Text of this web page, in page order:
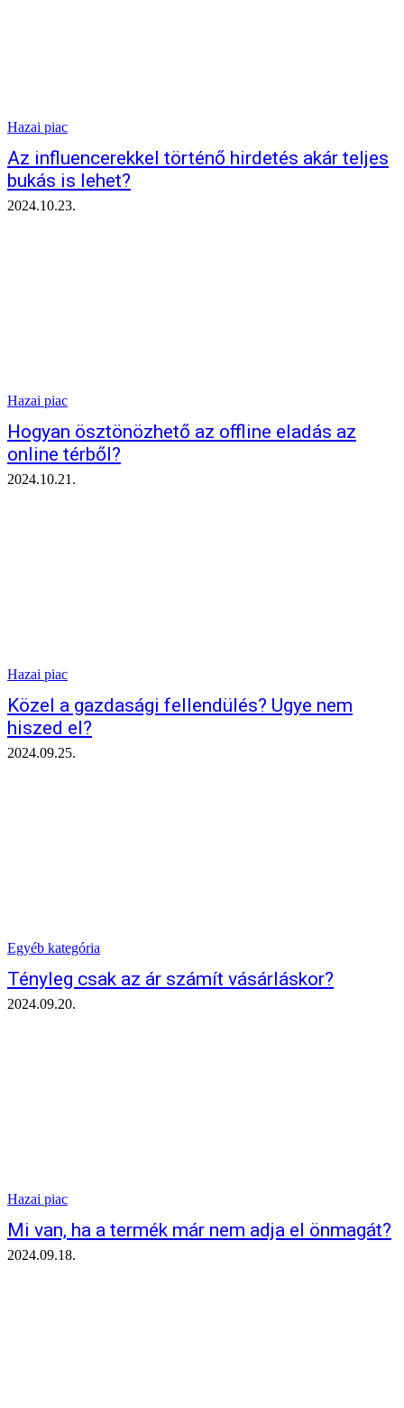
Hazai piac
Az influencerekkel történő hirdetés akár teljes
bukás is lehet?
2024.10.23.
Hazai piac
Hogyan ösztönözhető az offline eladás az
online térből?
2024.10.21.
Hazai piac
Közel a gazdasági fellendülés? Ugye nem
hiszed el?
2024.09.25.
Egyéb kategória
Tényleg csak az ár számít vásárláskor?
2024.09.20.
Hazai piac
Mi van, ha a termék már nem adja el önmagát?
2024.09.18.